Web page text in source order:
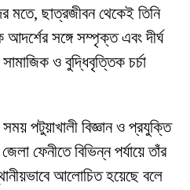
মতে, ছাত্রজীবন থেকেই তিনি
আদর্শের সঙ্গে সম্পৃক্ত এবং দীর্ঘ
ও বুদ্ধিবৃত্তিক চর্চা
পটুয়াখালী বিজ্ঞান ও প্রযুক্তি
ফেনীতে বিভিন্ন পর্যায়ে তাঁর
আলোচিত হয়েছে বলে